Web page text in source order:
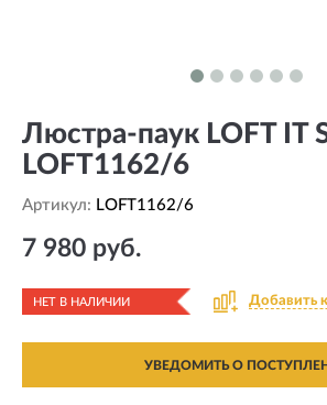
Люстра-паук LOFT IT
LOFT1162/6
Артикул: LOFT1162/6
7 980 руб.
НЕТ В НАЛИЧИИ Добавить
УВЕДОМИТЬ О